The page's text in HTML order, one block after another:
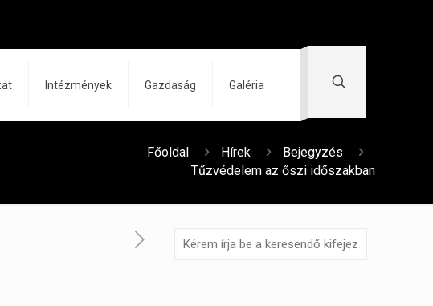
Intézmények Gazdaság Galéria
Főoldal Hírek
Bejegyzés
Tűzvédelem az őszi időszakban